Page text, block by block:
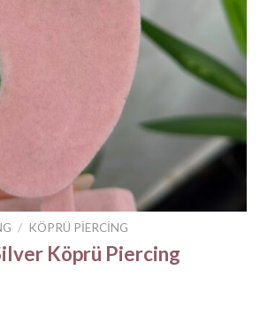
/ KÖPRÜ PIERCING
Köprü Piercing